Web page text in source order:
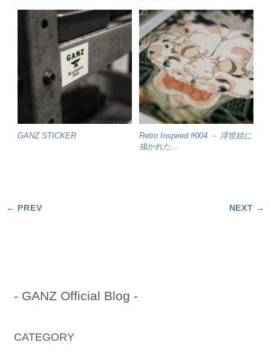
GANZ STICKER
Retro Inspired #004 － 浮世絵に
描かれた…
- GANZ Official Blog -
CATEGORY